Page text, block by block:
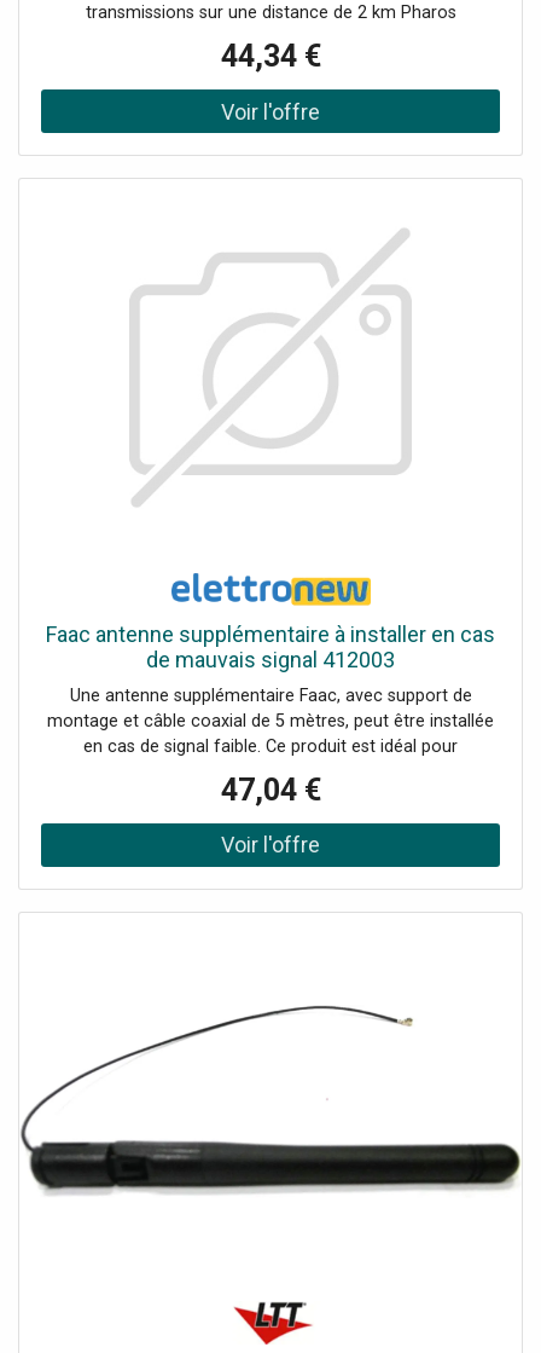
transmissions sur une distance de 2 km Pharos
Multipoint Gestion centralisée via Pharos Control Modes :
AP, client, routeur AP, client routeur AP (WISP) Adaptateur
PoE passif supportant jusqu'à 60 m, avec fonction de
redémarrage à distance
44,34 €
Faac antenne supplémentaire à installer en cas
de mauvais signal 412003
Une antenne supplémentaire Faac, avec support de
montage et câble coaxial de 5 mètres, peut être installée
en cas de signal faible. Ce produit est idéal pour
avec les récepteurs RP/XF/XR2/XR4.
47,04 €